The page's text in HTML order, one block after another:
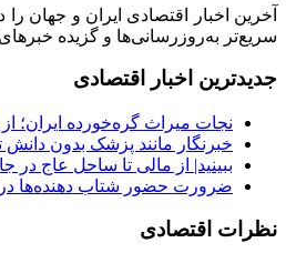
آخرین اخبار اقتصادی ایران و جهان
سریع‌تر به‌روزرسانی‌ها و گزیده
جدیدترین اخبار اقتصادی
نجات میراث گره‌خورده ایران؛
خبرنگار مانند پزشک بدون
ببینید| از مالی تا ساحل عاج در
ضرورت حضور شتاب ‌دهنده‌ها در
نظرات اقتصادی